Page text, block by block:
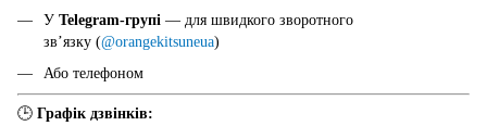
У Telegram-групі — для швидкого зворотного
звʼязку (@orangekitsuneua)
Або телефоном
🕒 Графік дзвінків: